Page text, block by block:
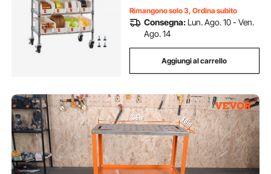
Rimangono solo 3, Ordina subito
Consegna: Lun. Ago. 10 - Ven.
Ago. 14
Aggiungi al carrello